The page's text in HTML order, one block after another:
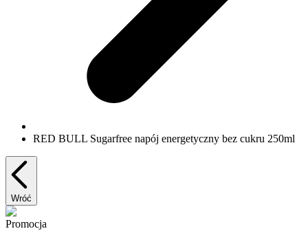
RED BULL Sugarfree napój energetyczny bez cukru 250ml
Wróć
Promocja